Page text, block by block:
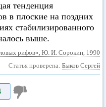
тенденция
в плоские на поздних
стабилизированного
выше.
рифов», Ю. И. Сорокин, 1990
Статья проверена: Быков Сергей